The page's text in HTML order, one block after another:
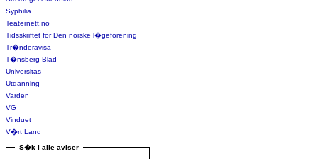
Syphilia
Teaternett.no
Tidsskriftet for Den norske l�geforening
Tr�nderavisa
T�nsberg Blad
Universitas
Utdanning
Varden
VG
Vinduet
V�rt Land
S�k i alle aviser